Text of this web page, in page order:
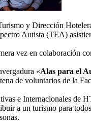
y Dirección
Autista (TEA)
vez en colaboración
«Alas para el
de voluntarios de la
e Internacionales de
a un turismo para